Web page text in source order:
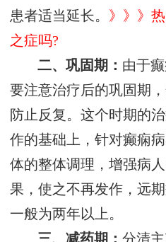
患者适当延长。 》》》
之症吗?
二、巩固期： 由于
要注意治疗后的巩固期
防止反复。这个时期的
作的基础上，针对癫痫
体的整体调理，增强病
果，使之不再发作，远
一般为两年以上。
三、减药期：分清